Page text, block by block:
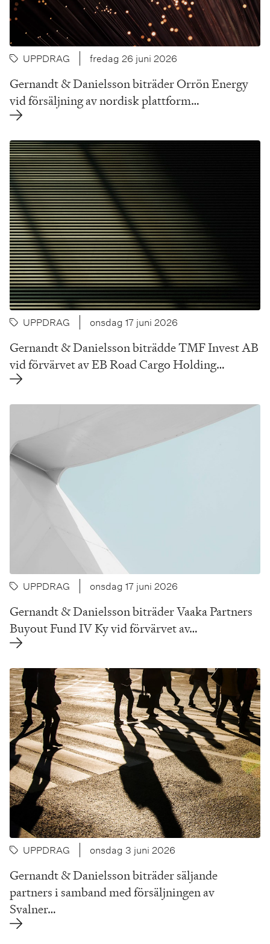
UPPDRAG fredag 26 juni 2026
Gernandt & Danielsson biträder Orrön Energy
vid försäljning av nordisk plattform…
UPPDRAG onsdag 17 juni 2026
Gernandt & Danielsson biträdde TMF Invest AB
vid förvärvet av EB Road Cargo Holding…
UPPDRAG onsdag 17 juni 2026
Gernandt & Danielsson biträder Vaaka Partners
Buyout Fund IV Ky vid förvärvet av…
UPPDRAG onsdag 3 juni 2026
Gernandt & Danielsson biträder säljande
partners i samband med försäljningen av
Svalner…